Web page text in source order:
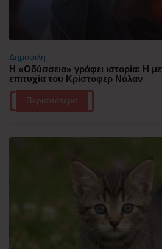
Δημοφιλή
Η «Οδύσσεια» γράφει ιστορία: Η
επιτυχία του Κρίστοφερ Νόλαν
Περισσότερα